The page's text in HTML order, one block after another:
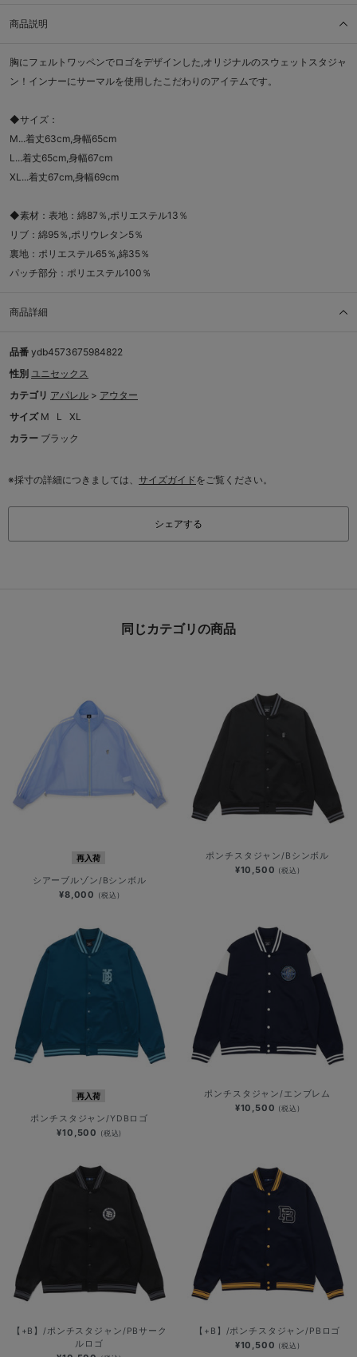
商品説明
胸にフェルトワッペンでロゴをデザインした,オリジナルのスウェットスタジャ
ン！インナーにサーマルを使用したこだわりのアイテムです。
◆サイズ：
M...着丈63cm,身幅65cm
L...着丈65cm,身幅67cm
XL...着丈67cm,身幅69cm
◆素材：表地：綿87％,ポリエステル13％
リブ：綿95％,ポリウレタン5％
裏地：ポリエステル65％,綿35％
パッチ部分：ポリエステル100％
商品詳細
品番 ydb4573675984822
性別 ユニセックス
カテゴリ アパレル > アウター
サイズ M L
XL
カラー ブラック
※採寸の詳細につきましては、 サイズガイドをご覧ください。
シェアする
同じカテゴリの商品
再入荷
シアーブルゾン/Bシンボル
¥8,000 (税込)
ポンチスタジャン/Bシンボル
¥10,500 (税込)
再入荷
ポンチスタジャン/YDBロゴ
¥10,500 (税込)
ポンチスタジャン/エンブレム
¥10,500 (税込)
【+B】/ポンチスタジャン/PBサーク
ルロゴ
【+B】/ポンチスタジャン/PBロゴ
¥10,500 (税込)